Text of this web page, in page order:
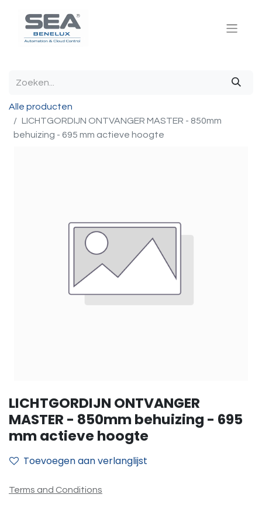
Alle producten
LICHTGORDIJN ONTVANGER MASTER - 850mm
behuizing - 695 mm actieve hoogte
LICHTGORDIJN ONTVANGER
MASTER - 850mm behuizing - 695
mm actieve hoogte
Toevoegen aan verlanglijst
Terms and Conditions